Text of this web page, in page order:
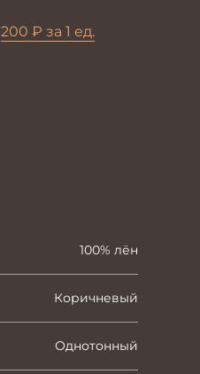
200 ₽ за 1 ед.
100% лён
Коричневый
Однотонный